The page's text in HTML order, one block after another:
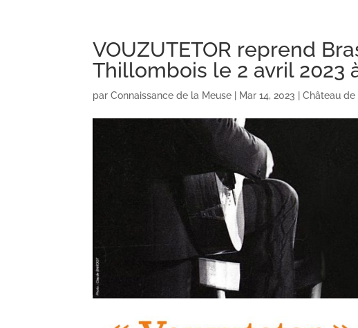
VOUZUTETOR reprend
Thillombois le 2 avril 2023
parConnaissance de la Meuse | Mar 14, 2023 |Château